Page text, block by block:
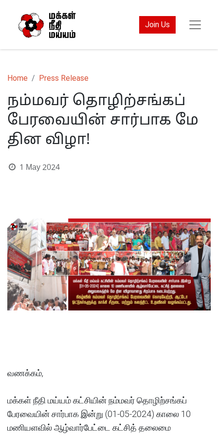
Join Us
Home Press Release
நம்மவர் தொழிற்சங்கப்
பேரவையின் சார்பாக மே
தின விழா!
1 May 2024
வணக்கம்,
மக்கள் நீதி மய்யம் கட்சியின் நம்மவர் தொழிற்சங்கப்
பேரவையின் சார்பாக இன்று (01-05-2024) காலை 10
மணியளவில் ஆழ்வார்பேட்டை கட்சித் தலைமை